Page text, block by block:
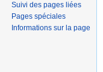
Suivi des pages liées
Pages spéciales
Informations sur la page